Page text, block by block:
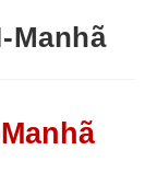
Manhã